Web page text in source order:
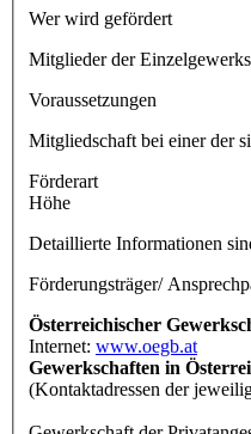
Wer wird gefördert
Mitglieder der
Voraussetzungen
Mitgliedschaft bei einer der
Förderart
Höhe
Detaillierte Informationen
Förderungsträger/
Österreichischer
Internet: www.oegb.at
Gewerkschaften in
(Kontaktadressen der